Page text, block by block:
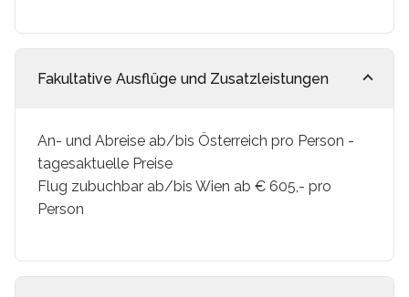
Fakultative Ausflüge und Zusatzleistungen
An- und Abreise ab/bis Österreich pro Person -
tagesaktuelle Preise
Flug zubuchbar ab/bis Wien ab € 605,- pro
Person